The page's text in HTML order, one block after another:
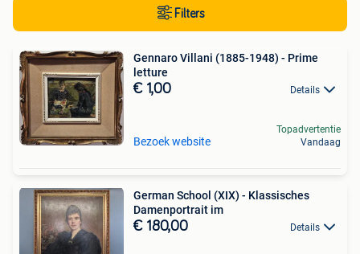
Filters
Gennaro Villani (1885-1948) - Prime
letture
€ 1,00 Details
Bezoek website
Topadvertentie
Vandaag
German School (XIX) - Klassisches
Damenportrait im
€ 180,00 Details